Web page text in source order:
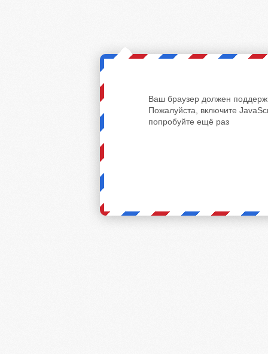
Ваш браузер должен
Пожалуйста, включите
попробуйте ещё раз